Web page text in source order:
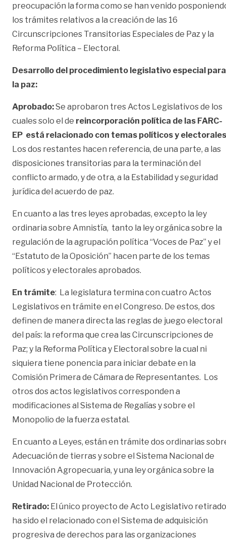
preocupación la forma como se han venido
los trámites relativos a la creación de las 16
Circunscripciones Transitorias Especiales de Paz y la
Reforma Política – Electoral.
Desarrollo del procedimiento legislativo especial para
la paz:
Aprobado:Se aprobaron tres Actos Legislativos de los
cuales solo el de reincorporación política de las FARC-
EP está relacionado con temas políticos y electorales
Los dos restantes hacen referencia, de una parte, a las
disposiciones transitorias para la terminación del
conflicto armado, y de otra, a la Estabilidad y seguridad
jurídica del acuerdo de paz.
En cuanto a las tres leyes aprobadas, excepto la ley
ordinaria sobre Amnistía, tanto la ley orgánica sobre la
regulación de la agrupación política “Voces de Paz” y el
“Estatuto de la Oposición” hacen parte de los temas
políticos y electorales aprobados.
En trámite: La legislatura termina con cuatro Actos
Legislativos en trámite en el Congreso. De estos, dos
definen de manera directa las reglas de juego electoral
del país: la reforma que crea las Circunscripciones de
Paz; y la Reforma Política y Electoral sobre la cual ni
siquiera tiene ponencia para iniciar debate en la
Comisión Primera de Cámara de Representantes. Los
otros dos actos legislativos corresponden a
modificaciones al Sistema de Regalías y sobre el
Monopolio de la fuerza estatal.
En cuanto a Leyes, están en trámite dos ordinarias
Adecuación de tierras y sobre el Sistema Nacional de
Innovación Agropecuaria, y una ley orgánica sobre la
Unidad Nacional de Protección.
Retirado: El único proyecto de Acto Legislativo retirado
ha sido el relacionado con el Sistema de adquisición
progresiva de derechos para las organizaciones